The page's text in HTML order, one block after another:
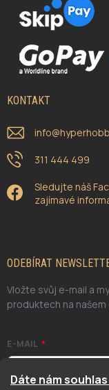
Dáte nám
KONTAKT
info@
311 444 499
Sledujte náš
zajímavé
ODEBÍRAT
Vložte svůj e-mail a
produktech na
E-MAIL